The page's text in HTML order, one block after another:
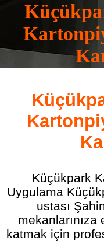
Küçükpark
Uygulama
ustası
katmak için